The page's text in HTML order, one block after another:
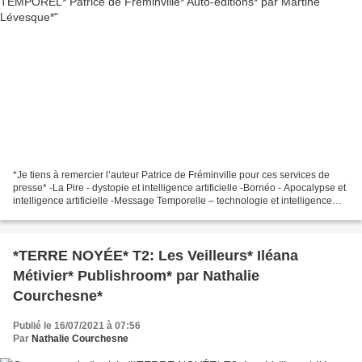
*Je tiens à remercier l’auteur Patrice de Fréminville pour ces services de
presse* -La Pire - dystopie et intelligence artificielle -Bornéo - Apocalypse et
intelligence artificielle -Message Temporelle – technologie et intelligence
*TERRE NOYÉE* T2: Les Veilleurs* Iléana
Métivier* Publishroom* par Nathalie
Courchesne*
Publié le 16/07/2021 à 07:56
Par Nathalie Courchesne